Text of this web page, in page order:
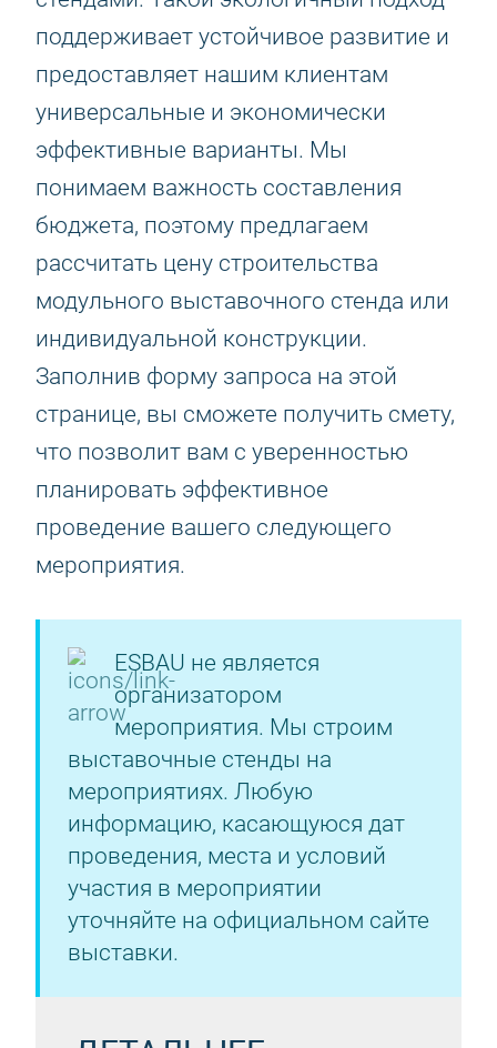
поддерживает устойчивое развитие и
предоставляет нашим клиентам
универсальные и экономически
эффективные варианты. Мы
понимаем важность составления
бюджета, поэтому предлагаем
рассчитать цену строительства
модульного выставочного стенда или
индивидуальной конструкции.
Заполнив форму запроса на этой
странице, вы сможете получить смету,
что позволит вам с уверенностью
планировать эффективное
проведение вашего следующего
мероприятия.
ESBAU не является
организатором
мероприятия. Мы строим
выставочные стенды на
мероприятиях. Любую
информацию, касающуюся дат
проведения, места и условий
участия в мероприятии
уточняйте на официальном сайте
выставки.